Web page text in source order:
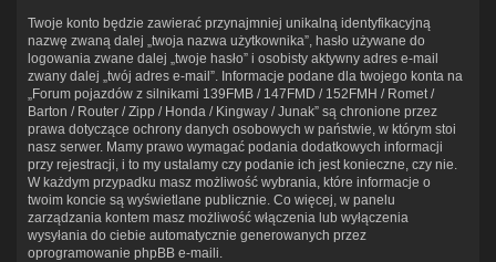
Twoje konto będzie zawierać przynajmniej unikalną identyfikacyjną
nazwę zwaną dalej „twoja nazwa użytkownika”, hasło używane do
logowania zwane dalej „twoje hasło” i osobisty aktywny adres e-mail
zwany dalej „twój adres e-mail”. Informacje podane dla twojego konta na
„Forum pojazdów z silnikami 139FMB / 147FMD / 152FMH / Romet /
Barton / Router / Zipp / Honda / Kingway / Junak” są chronione przez
prawa dotyczące ochrony danych osobowych w państwie, w którym stoi
nasz serwer. Mamy prawo wymagać podania dodatkowych informacji
przy rejestracji, i to my ustalamy czy podanie ich jest konieczne, czy nie.
W każdym przypadku masz możliwość wybrania, które informacje o
twoim koncie są wyświetlane publicznie. Co więcej, w panelu
zarządzania kontem masz możliwość włączenia lub wyłączenia
wysyłania do ciebie automatycznie generowanych przez
oprogramowanie phpBB e-maili.